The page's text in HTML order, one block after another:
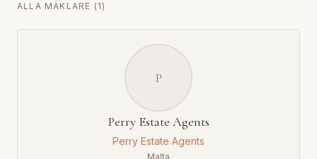
ALLA MÄKLARE ( 1)
P
Perry Estate Agents
Perry Estate Agents
Malta